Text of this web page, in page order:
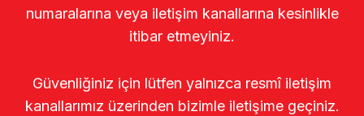
numaralarına veya iletişim kanallarına kesinlikle
itibar etmeyiniz.
Güvenliğiniz için lütfen yalnızca resmî iletişim
kanallarımız üzerinden bizimle iletişime geçiniz.